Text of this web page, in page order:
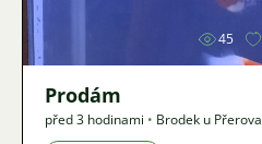
45
Prodám
před 3 hodinami • Brodek u Přerova